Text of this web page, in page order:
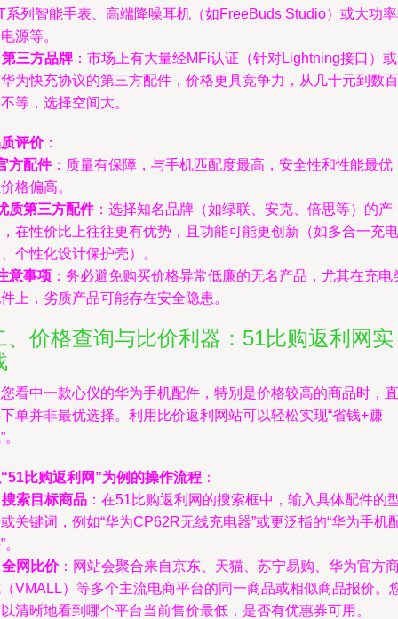
系列智能手表、高端降噪耳机（如FreeBuds Studio）或大功
源等。
第三方品牌 ：市场上有大量经MFi认证（针对Lightning接口）
为快充协议的第三方配件，价格更具竞争力，从几十元到数百
等，选择空间大。
评价：
方配件：质量有保障，与手机匹配度最高，安全性和性能最优
格偏高。
质第三方配件：选择知名品牌（如绿联、安克、倍思等）的产
在性价比上往往更有优势，且功能可能更创新（如多合一充电
个性化设计保护壳）。
意事项 ：务必避免购买价格异常低廉的无名产品，尤其在充电
上，劣质产品可能存在安全隐患。
、价格查询与比价利器：51比购返利网实
看中一款心仪的华为手机配件，特别是价格较高的商品时，直
单并非最优选择。利用比价返利网站可以轻松实现“省钱+赚
比购返利网”为例的操作流程 ：
搜索目标商品 ：在51比购返利网的搜索框中，输入具体配件的
关键词，例如“华为CP62R无线充电器”或更泛指的“华为手机
全网比价：网站会聚合来自京东、天猫、苏宁易购、华为官方
VMALL）等多个主流电商平台的同一商品或相似商品报价。
清晰地看到哪个平台当前售价最低，是否有优惠券可用。